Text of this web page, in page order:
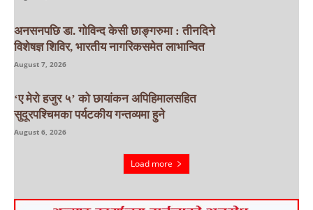
अनसनपछि डा. गोविन्द केसी छाङ्गरुमा : तीनदिने
विशेषज्ञ शिविर, भारतीय नागरिकसमेत लाभान्वित
August 7, 2026
‘ए मेरो हजुर ५’ को छायांकन अपिहिमालसहित
सुदूरपश्चिमका पर्यटकीय गन्तव्यमा हुने
August 6, 2026
Load more